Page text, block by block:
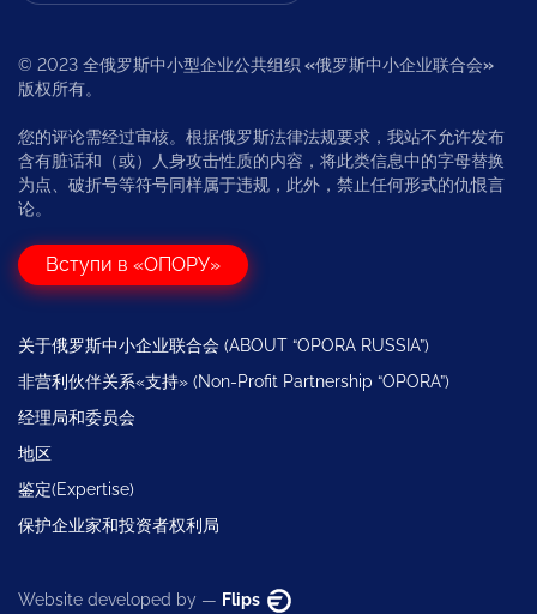
© 2023 全俄罗斯中小型企业公共组织 «俄罗斯中小企业联合会»
版权所有。
您的评论需经过审核。根据俄罗斯法律法规要求，我站不允许发布
含有脏话和（或）人身攻击性质的内容，将此类信息中的字母替换
为点、破折号等符号同样属于违规，此外，禁止任何形式的仇恨言
论。
Вступи в «ОПОРУ»
关于俄罗斯中小企业联合会 (ABOUT “OPORA RUSSIA”)
非营利伙伴关系«支持» (Non-Profit Partnership “OPORA”)
经理局和委员会
地区
鉴定(Expertise)
保护企业家和投资者权利局
Website developed by — Flips